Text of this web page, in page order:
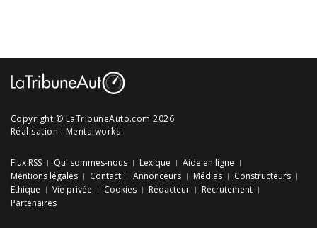
Copyright © LaTribuneAuto.com 2026
Réalisation : Mentalworks
Flux RSS Qui sommes-nous Lexique
Aide en ligne
Mentions légales
Contact Annonceurs Médias
Constructeurs
Ethique
Vie privée Cookies Rédacteur
Recrutement
Partenaires